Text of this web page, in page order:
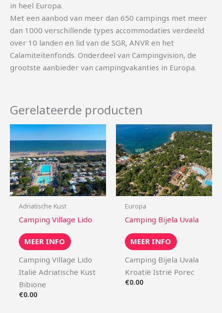
in heel Europa.
Met een aanbod van meer dan 650 campings met meer
dan 1000 verschillende types accommodaties verdeeld
over 10 landen en lid van de SGR, ANVR en het
Calamiteitenfonds. Onderdeel van Campingvision, de
grootste aanbieder van campingvakanties in Europa.
Gerelateerde producten
Adriatische Kust
Camping Village Lido
MEER INFO
Camping Village Lido
Italië Adriatische Kust
Bibione
€0.00
Europa
Camping Bijela Uvala
MEER INFO
Camping Bijela Uvala
Kroatië Istrië Porec
€0.00